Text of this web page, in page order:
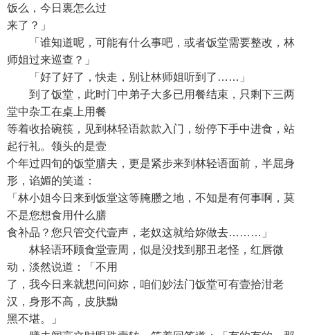
饭么，今日裏怎么过
来了？」
「谁知道呢，可能有什么事吧，或者饭堂需要整改，林
师姐过来巡查？」
「好了好了，快走，别让林师姐听到了……」
到了饭堂，此时门中弟子大多已用餐结束，只剩下三两
堂中杂工在桌上用餐
等着收拾碗筷，见到林轻语款款入门，纷停下手中进食，站
起行礼。领头的是壹
个年过四旬的饭堂膳夫，更是紧步来到林轻语面前，半屈身
形，谄媚的笑道：
「林小姐今日来到饭堂这等腌臜之地，不知是有何事啊，莫
不是您想食用什么膳
食补品？您只管交代壹声，老奴这就给妳做去………」
林轻语环顾食堂壹周，似是没找到那丑老怪，红唇微
动，淡然说道：「不用
了，我今日来就想问问妳，咱们妙法门饭堂可有壹拾泔老
汉，身形不高，皮肤黝
黑不堪。」